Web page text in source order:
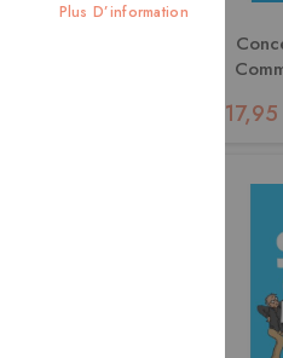
Plus D’information